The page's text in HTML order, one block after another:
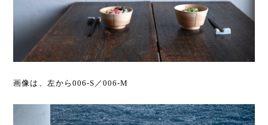
画像は、左から006-S／006-M